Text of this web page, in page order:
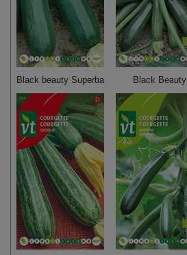
Black beauty Superba Black Beauty